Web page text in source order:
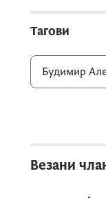
капацитета,
установе.
Директор
Тагови
Будимир
Везани